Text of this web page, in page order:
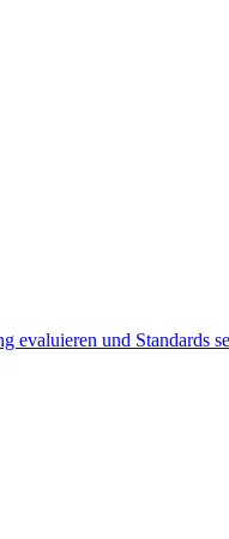
evaluieren und Standards